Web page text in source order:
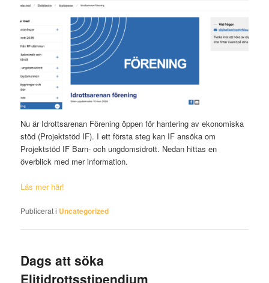
Nu är Idrottsarenan Förening öppen för hantering av ekonomiska
stöd (Projektstöd IF). I ett första steg kan IF ansöka om
Projektstöd IF Barn- och ungdomsidrott. Nedan hittas en
överblick med mer information.
Läs mer här!
Publicerat i Uncategorized
Dags att söka
Elitidrottsstipendium